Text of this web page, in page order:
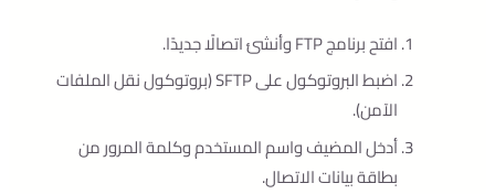
افتح برنامج FTP وأنشئ اتصالًا جديدًا.
اضبط البروتوكول على SFTP (بروتوكول نقل الملفات
الآمن).
أدخل المضيف واسم المستخدم وكلمة المرور من
بطاقة بيانات الاتصال.